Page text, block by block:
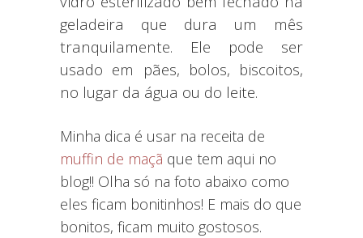
geladeira que dura um mês
tranquilamente. Ele pode ser
usado em pães, bolos, biscoitos,
no lugar da água ou do leite.
Minha dica é usar na receita de
muffin de maçã que tem aqui no
blog!! Olha só na foto abaixo como
eles ficam bonitinhos! E mais do que
bonitos, ficam muito gostosos.